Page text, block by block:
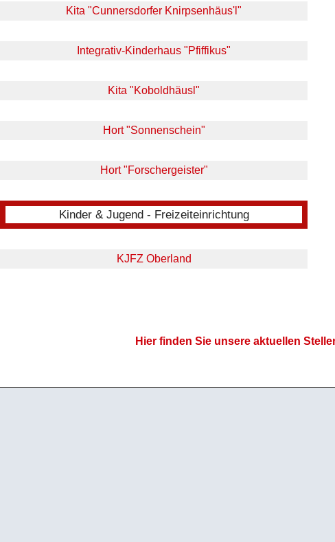
Kita "Cunnersdorfer Knirpsenhäus'l"
Integrativ-Kinderhaus "Pfiffikus"
Kita "Koboldhäusl"
Hort "Sonnenschein"
Hort "Forschergeister"
Kinder & Jugend - Freizeiteinrichtung
KJFZ Oberland
Hier finden Sie unsere aktuellen